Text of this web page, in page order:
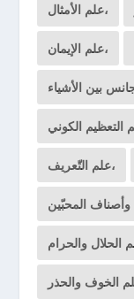
علم الأمثال،
علم الإيمان،
علم التّعريف،